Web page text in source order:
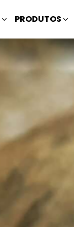
PRODUTOS